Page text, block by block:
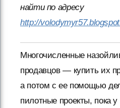
найти по адресу
http://
Многочисленные
продавцов — купить их
а потом с ее помощью
пилотные проекты, пока у